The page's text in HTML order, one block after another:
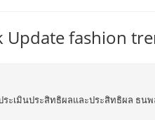
fashion
ประเมินประสิทธิผลและประสิทธิผล